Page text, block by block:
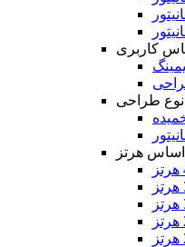
کاربری
طراحی
اساس هرتز